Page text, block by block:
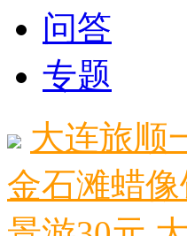
问答
专题
大连旅顺
金石滩蜡像